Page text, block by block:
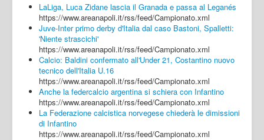
LaLiga, Luca Zidane lascia il Granada e passa al Leganés
https://www.areanapoli.it/rss/feed/Campionato.xml
Juve-Inter primo derby d'Italia dal caso Bastoni, Spalletti:
'Niente strascichi'
https://www.areanapoli.it/rss/feed/Campionato.xml
Calcio: Baldini confermato all'Under 21, Costantino nuovo
tecnico dell'Italia U.16
https://www.areanapoli.it/rss/feed/Campionato.xml
Anche la federcalcio argentina si schiera con Infantino
https://www.areanapoli.it/rss/feed/Campionato.xml
La Federazione calcistica norvegese chiederà le dimissioni
di Infantino
https://www.areanapoli.it/rss/feed/Campionato.xml